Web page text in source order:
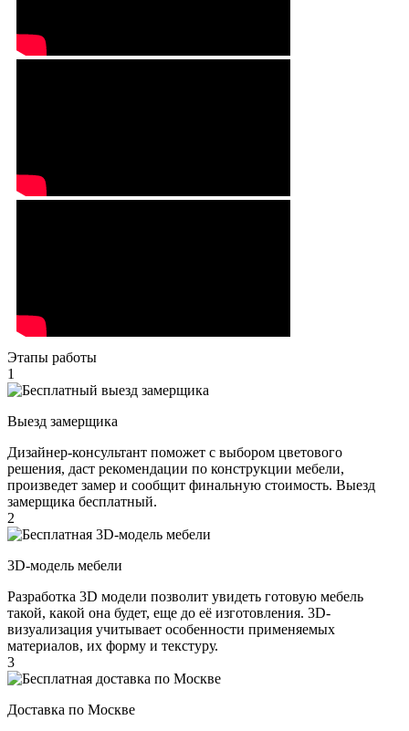
Этапы работы
1
Выезд замерщика
Дизайнер-консультант поможет с выбором цветового
решения, даст рекомендации по конструкции мебели,
произведет замер и сообщит финальную стоимость. Выезд
замерщика бесплатный.
2
3D-модель мебели
Разработка 3D модели позволит увидеть готовую мебель
такой, какой она будет, еще до её изготовления. 3D-
визуализация учитывает особенности применяемых
материалов, их форму и текстуру.
3
Доставка по Москве